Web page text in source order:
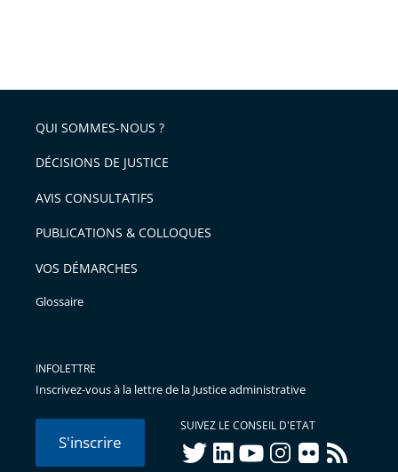
QUI SOMMES-NOUS ?
DÉCISIONS DE JUSTICE
AVIS CONSULTATIFS
PUBLICATIONS & COLLOQUES
VOS DÉMARCHES
Glossaire
INFOLETTRE
Inscrivez-vous à la lettre de la Justice administrative
S'inscrire
SUIVEZ LE CONSEIL D'ETAT
twitterlinkedInyoutubeinstagram
flickr rss